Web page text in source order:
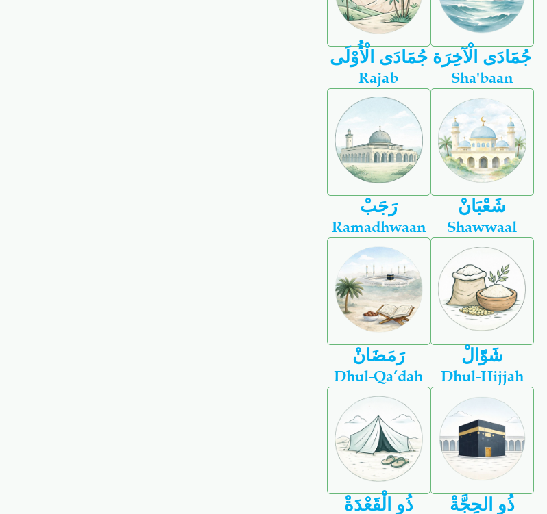
جُمَادَى الْأُوْلَى جُمَادَى الْآخِرَة
Rajab
رَجَبْ
Sha'baan
شَعْبَانْ
Ramadhwaan
رَمَضَانْ
Shawwaal
شَوّالْ
Dhul-Qa’dah
ذُو الْقَعْدَةْ
Dhul-Hijjah
ذُو الحِجَّةْ